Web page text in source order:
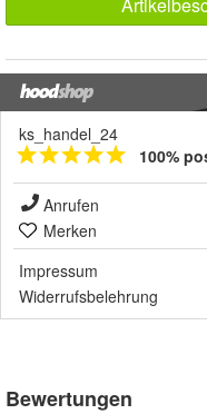
ks_handel_24
100%
Anrufen
Merken
Impressum
Widerrufsbelehrung
Bewertungen